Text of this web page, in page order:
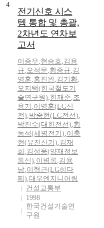
4
전기신호 시스
템 통합 및 총괄,
2차년도 연차보
고서
이종우,현승호,김용
규,오석문,황종규,김
영훈,홍진완,김기환,
오지택(한국철도기
술연구원),한재준,조
용기 ,이영훈(LG산
전),박중현(LG전선),
박진수(대한전선),황
동석(세명전기),이충
현(유진산기),김재
희 ,김성웅(양재정보
통신),이병록,김용
남,이혁근(LG히다
찌),대우엔지니어링
건설교통부
1998
한국건설기술연
구원